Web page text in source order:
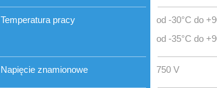
Temperatura pracy
od -30°C do
od -35°C do
Napięcie znamionowe 750 V